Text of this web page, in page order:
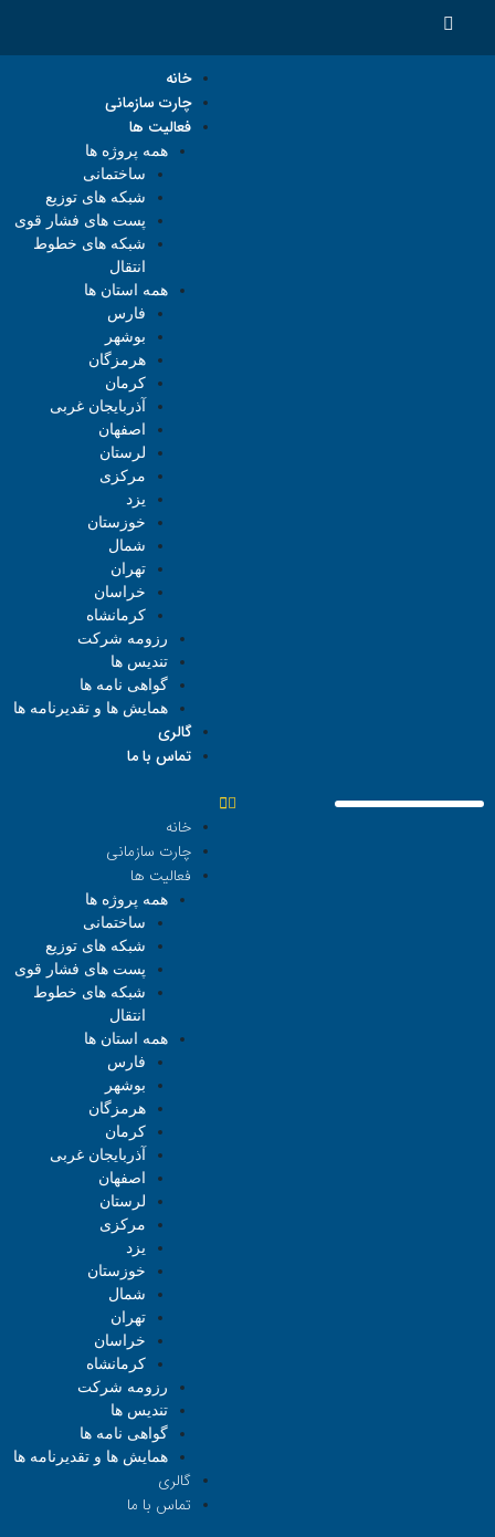
خانه
چارت سازمانی
فعالیت ها
همه پروژه ها
ساختمانی
شبکه های توزیع
پست های فشار قوی
شبکه های خطوط
انتقال
همه استان ها
فارس
بوشهر
هرمزگان
کرمان
آذربایجان غربی
اصفهان
لرستان
مرکزی
یزد
خوزستان
شمال
تهران
خراسان
کرمانشاه
رزومه شرکت
تندیس ها
گواهی نامه ها
همایش ها و تقدیرنامه ها
گالری
تماس با ما
خانه
چارت سازمانی
فعالیت ها
همه پروژه ها
ساختمانی
شبکه های توزیع
پست های فشار قوی
شبکه های خطوط
انتقال
همه استان ها
فارس
بوشهر
هرمزگان
کرمان
آذربایجان غربی
اصفهان
لرستان
مرکزی
یزد
خوزستان
شمال
تهران
خراسان
کرمانشاه
رزومه شرکت
تندیس ها
گواهی نامه ها
همایش ها و تقدیرنامه ها
گالری
تماس با ما